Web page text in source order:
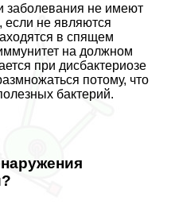
заболевания не имеют
не являются
в спящем
на должном
при дисбактериозе
потому, что
бактерий.